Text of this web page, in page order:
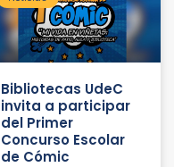
Bibliotecas UdeC
invita a participar
del Primer
Concurso Escolar
de Cómic